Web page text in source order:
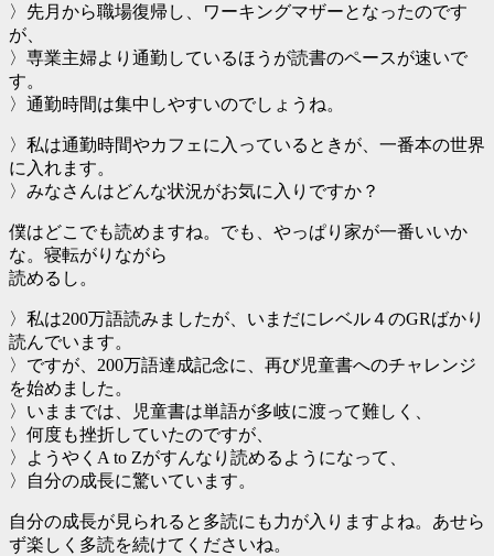
〉先月から職場復帰し、ワーキングマザーとなったのです
が、
〉専業主婦より通勤しているほうが読書のペースが速いで
す。
〉通勤時間は集中しやすいのでしょうね。
〉私は通勤時間やカフェに入っているときが、一番本の世界
に入れます。
〉みなさんはどんな状況がお気に入りですか？
僕はどこでも読めますね。でも、やっぱり家が一番いいか
な。寝転がりながら
読めるし。
〉私は200万語読みましたが、いまだにレベル４のGRばかり
読んでいます。
〉ですが、200万語達成記念に、再び児童書へのチャレンジ
を始めました。
〉いままでは、児童書は単語が多岐に渡って難しく、
〉何度も挫折していたのですが、
〉ようやくA to Zがすんなり読めるようになって、
〉自分の成長に驚いています。
自分の成長が見られると多読にも力が入りますよね。あせら
ず楽しく多読を続けてくださいね。